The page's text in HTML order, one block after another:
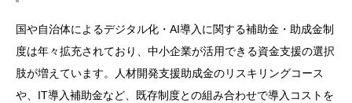
国や自治体によるデジタル化・AI導入に関する補助金・助成金制
度は年々拡充されており、中小企業が活用できる資金支援の選択
肢が増えています。人材開発支援助成金のリスキリングコース
や、IT導入補助金など、既存制度との組み合わせで導入コストを